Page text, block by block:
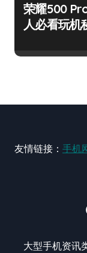
荣耀500
人必看玩机
友情链接： 手机
大型手机资讯